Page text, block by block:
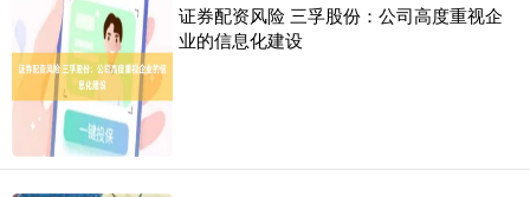
证券配资风险 三孚股份：公司高度重视企
业的信息化建设